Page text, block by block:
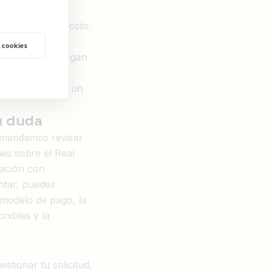
al 31 de agosto,
primera
que llegan
Para
disponen de un
duda
revisar
sobre el Real
con
puedes
de pago, la
y la
tu solicitud,